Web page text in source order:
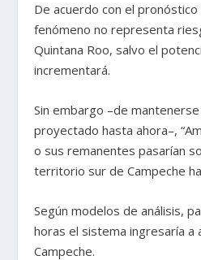
De acuerdo con el
fenómeno no representa
Quintana Roo, salvo el
incrementará.
Sin embargo –de
proyectado hasta ahora–,
o sus remanentes pasarían
territorio sur de Campeche
Según modelos de análisis,
horas el sistema ingresaría a
Campeche.